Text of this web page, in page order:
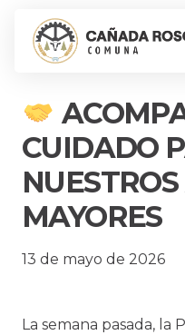
CUIDADO
MAYORES
13 de mayo de 2026
La semana pasada,